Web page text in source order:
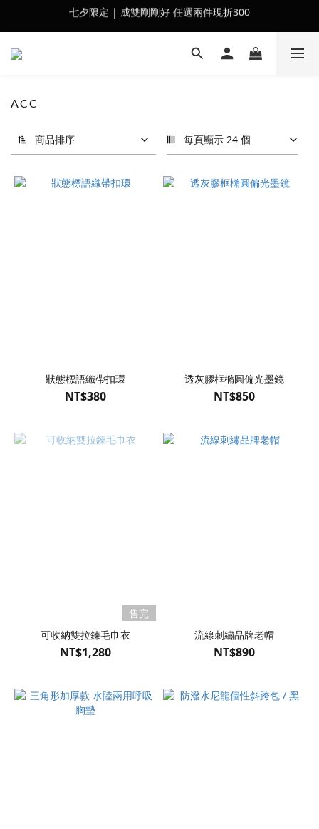
會員訂單滿$2500超取免運
七夕限定 | 成雙剛剛好 任選兩件現折300
會員訂單滿$2500超取免運
ACC
商品排序 每頁顯示 24 個
狀態標語織帶扣環
NT$380
透灰膠框橢圓偏光墨鏡
NT$850
售完
可收納雙拉鍊毛巾衣
NT$1,280
流線刺繡品牌老帽
NT$890